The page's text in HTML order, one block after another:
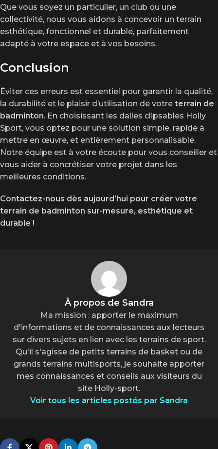
Que vous soyez un particulier, un club ou une
collectivité, nous vous aidons à concevoir un terrain
esthétique, fonctionnel et durable, parfaitement
adapté à votre espace et à vos besoins.
Conclusion
Éviter ces erreurs est essentiel pour garantir la qualité,
la durabilité et le plaisir d’utilisation de votre terrain de
badminton. En choisissant les dalles clipsables Holly
Sport, vous optez pour une solution simple, rapide à
mettre en œuvre, et entièrement personnalisable.
Notre équipe est à votre écoute pour vous conseiller et
vous aider à concrétiser votre projet dans les
meilleures conditions.
Contactez-nous dès aujourd’hui pour créer votre
terrain de badminton sur-mesure, esthétique et
durable !
À propos de Sandra
Ma mission : apporter le maximum
d'informations et de connaissances aux lecteurs
sur divers sujets en lien avec les terrains de sport.
Qu'il s'agisse de petits terrains de basket ou de
grands terrains multisports, je souhaite apporter
mes connaissances et conseils aux visiteurs du
site Holly-sport.
Voir tous les articles postés par Sandra